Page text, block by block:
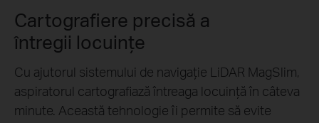
Cartografiere precisă a
întregii locuințe
Cu ajutorul sistemului de navigație LiDAR MagSlim,
aspiratorul cartografiază întreaga locuință în câteva
minute. Această tehnologie îi permite să evite